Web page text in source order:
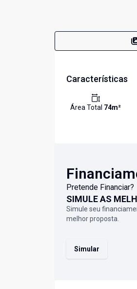
Características
Área Total 74m²
Pretende Financiar?
SIMULE AS
Simule seu
melhor proposta.
Simular